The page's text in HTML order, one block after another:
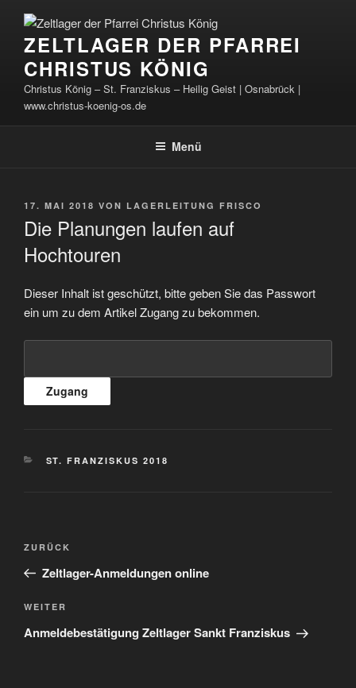
Inhalt
springenZELTLAGER DER PFARREI
CHRISTUS KÖNIG
Christus König – St. Franziskus – Heilig Geist | Osnabrück |
www.christus-koenig-os.de
Menü
VERÖFFENTLICHT
17. MAI 2018 VON LAGERLEITUNG FRISCO
Die Planungen laufen auf
Hochtouren
Dieser Inhalt ist geschützt, bitte geben Sie das Passwort
ein um zu dem Artikel Zugang zu bekommen.
KATEGORIEN
ST. FRANZISKUS 2018
Beitragsnavigation
Vorheriger
Beitrag
ZURÜCK
Zeltlager-Anmeldungen online
Nächster
Beitrag
WEITER
Anmeldebestätigung Zeltlager Sankt Franziskus